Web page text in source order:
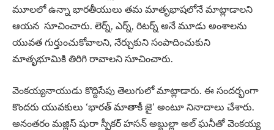
మూలలో ఉన్నా భారతీయులు తమ మాతృభాషలోనే మాట్లాడాలని
ఆయన సూచించారు. లెర్న్‌, ఎర్న్‌, రిటర్న్‌ అనే మూడు అంశాలను
యువత గుర్తుంచుకోవాలని, నేర్చుకుని సంపాదించుకుని
మాతృభూమికి తిరిగి రావాలని సూచించారు.
వెంకయ్యనాయుడు కొద్దిసేపు తెలుగులో మాట్లాడారు. ఈ సందర్భంగా
కొందరు యువకులు ‘భారత్‌ మాతాకీ జై’ అంటూ నినాదాలు చేశారు.
అనంతరం మజ్లిస్‌ షురా స్పీకర్‌ హసన్‌ అబ్దుల్లా అల్‌ ఘనీతో వెంకయ్య